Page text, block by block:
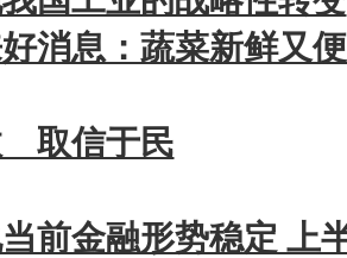
消息：蔬菜新鲜又
取信于民
前金融形势稳定 上